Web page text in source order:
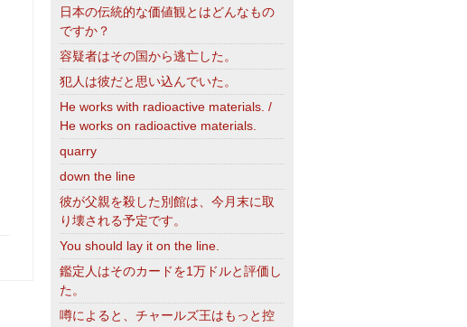
日本の伝統的な価値観とはどんなもの
ですか？
容疑者はその国から逃亡した。
犯人は彼だと思い込んでいた。
He works with radioactive materials. /
He works on radioactive materials.
quarry
down the line
彼が父親を殺した別館は、今月末に取
り壊される予定です。
You should lay it on the line.
鑑定人はそのカードを1万ドルと評価し
た。
噂によると、チャールズ王はもっと控